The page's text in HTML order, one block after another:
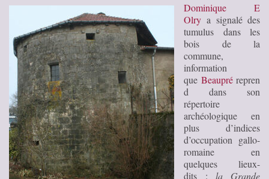
Dominique E
Olry a signalé des
tumulus dans les
bois de la
commune,
information
que Beauprérepren
d dans son
répertoire
archéologique en
plus d’indices
d’occupation gallo-
romaine en
quelques lieux-
dits :la Grande